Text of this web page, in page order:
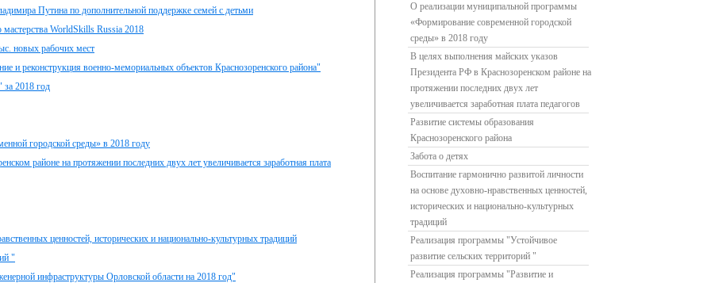
Путина по дополнительной поддержке семей с детьми
WorldSkills Russia 2018
новых рабочих мест
и реконструкция военно-мемориальных объектов Краснозоренского района"
за 2018 год
городской среды» в 2018 году
районе на протяжении последних двух лет увеличивается заработная плата
ценностей, исторических и национально-культурных традиций
"
инфраструктуры Орловской области на 2018 год"
О реализации муниципальной программы
«Формирование современной городской
среды» в 2018 году
В целях выполнения майских указов
Президента РФ в Краснозоренском районе на
протяжении последних двух лет
увеличивается заработная плата педагогов
Развитие системы образования
Краснозоренского района
Забота о детях
Воспитание гармонично развитой личности
на основе духовно-нравственных ценностей,
исторических и национально-культурных
традиций
Реализация программы "Устойчивое
развитие сельских территорий "
Реализация программы "Развитие и